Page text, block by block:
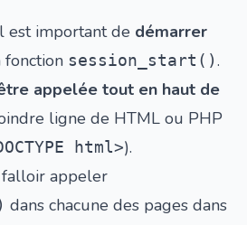
est important de démarrer
fonction session_start().
appelée tout en haut de
ligne de HTML ou PHP
html>).
falloir appeler
dans chacune des pages dans